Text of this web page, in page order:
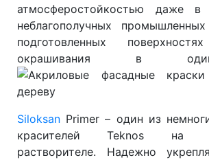
атмосферостойкостью даже в
неблагополучных
подготовленных
окрашивания в
Siloksan Primer – один из
красителей Teknos на
растворителе. Надежно